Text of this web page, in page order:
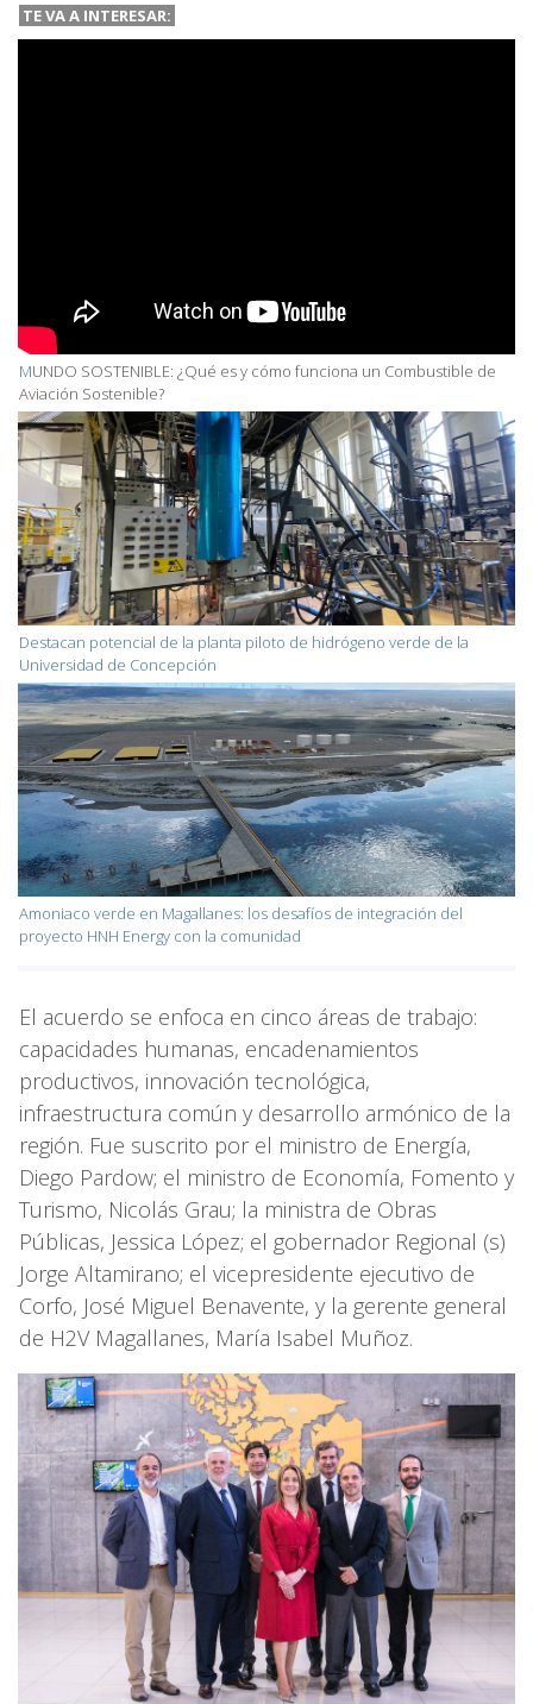
TE VA A INTERESAR:
MUNDO SOSTENIBLE: ¿Qué es y cómo funciona un Combustible de
Aviación Sostenible?
Destacan potencial de la planta piloto de hidrógeno verde de la
Universidad de Concepción
Amoniaco verde en Magallanes: los desafíos de integración del
proyecto HNH Energy con la comunidad
El acuerdo se enfoca en cinco áreas de trabajo:
capacidades humanas, encadenamientos
productivos, innovación tecnológica,
infraestructura común y desarrollo armónico de la
región. Fue suscrito por el ministro de Energía,
Diego Pardow; el ministro de Economía, Fomento y
Turismo, Nicolás Grau; la ministra de Obras
Públicas, Jessica López; el gobernador Regional (s)
Jorge Altamirano; el vicepresidente ejecutivo de
Corfo, José Miguel Benavente, y la gerente general
de H2V Magallanes, María Isabel Muñoz.